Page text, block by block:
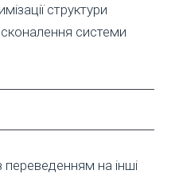
структури
системи
переведенням на інші